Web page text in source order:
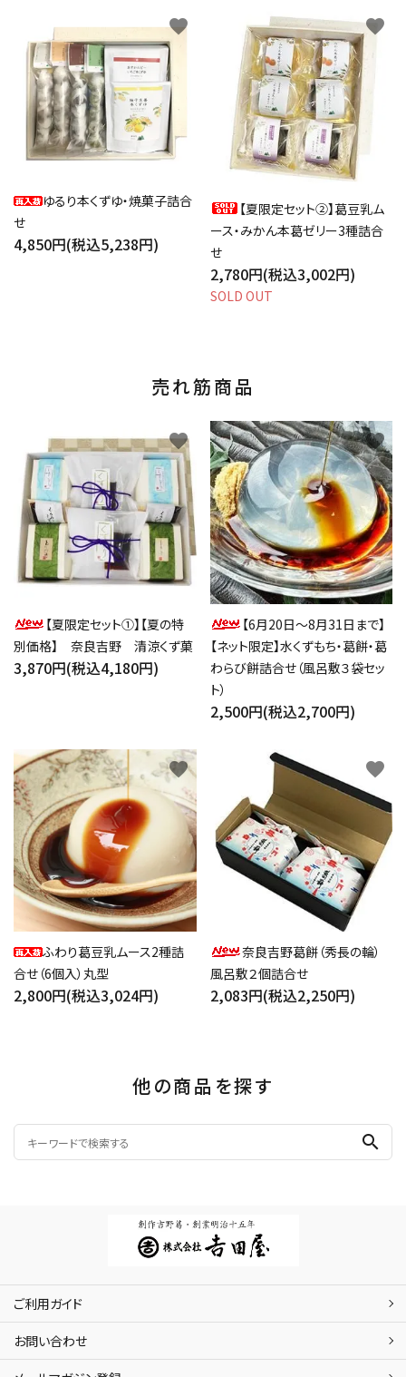
ゆるり本くずゆ・焼菓子詰合
せ
4,850円(税込5,238円)
favorite
【夏限定セット②】葛豆乳ム
ース・みかん本葛ゼリー3種詰合
せ
2,780円(税込3,002円)
SOLD OUT
favorite
売れ筋商品
【夏限定セット①】【夏の特
別価格】 奈良吉野 清涼くず菓
3,870円(税込4,180円)
favorite
【6月20日～8月31日まで】
【ネット限定】水くずもち・葛餅・葛
わらび餅詰合せ（風呂敷３袋セッ
ト）
2,500円(税込2,700円)
favorite
ふわり葛豆乳ムース2種詰
合せ（6個入）丸型
2,800円(税込3,024円)
favorite
奈良吉野葛餅（秀長の輪）
風呂敷２個詰合せ
2,083円(税込2,250円)
favorite
他の商品を探す
search
ご利用ガイド
お問い合わせ